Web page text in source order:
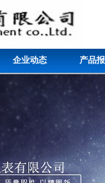
企业动态 产品